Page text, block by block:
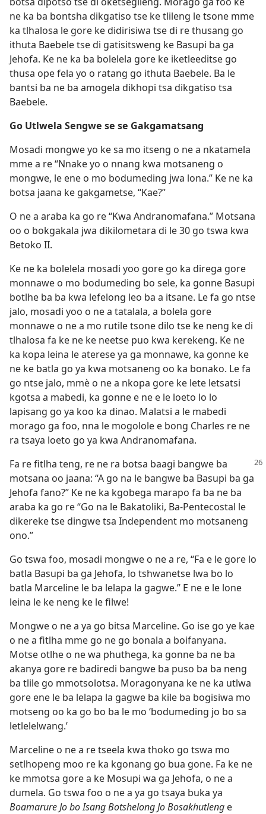
ne ka ba bontsha dikgatiso tse ke tlileng le tsone mme
ka tlhalosa le gore ke didirisiwa tse di re thusang go
ithuta Baebele tse di gatisitsweng ke Basupi ba ga
Jehofa. Ke ne ka ba bolelela gore ke iketleeditse go
thusa ope fela yo o ratang go ithuta Baebele. Ba le
bantsi ba ne ba amogela dikhopi tsa dikgatiso tsa
Baebele.
Go Utlwela Sengwe se se Gakgamatsang
Mosadi mongwe yo ke sa mo itseng o ne a nkatamela
mme a re “Nnake yo o nnang kwa motsaneng o
mongwe, le ene o mo bodumeding jwa lona.” Ke ne ka
botsa jaana ke gakgametse, “Kae?”
O ne a araba ka go re “Kwa Andranomafana.” Motsana
oo o bokgakala jwa dikilometara di le 30 go tswa kwa
Betoko II.
Ke ne ka bolelela mosadi yoo gore go ka direga gore
monnawe o mo bodumeding bo sele, ka gonne Basupi
botlhe ba ba kwa lefelong leo ba a itsane. Le fa go ntse
jalo, mosadi yoo o ne a tatalala, a bolela gore
monnawe o ne a mo rutile tsone dilo tse ke neng ke di
tlhalosa fa ke ne ke neetse puo kwa kerekeng. Ke ne
ka kopa leina le aterese ya ga monnawe, ka gonne ke
ne ke batla go ya kwa motsaneng oo ka bonako. Le fa
go ntse jalo, mmè o ne a nkopa gore ke lete letsatsi
kgotsa a mabedi, ka gonne e ne e le loeto lo lo
lapisang go ya koo ka dinao. Malatsi a le mabedi
morago ga foo, nna le mogolole e bong Charles re ne
ra tsaya loeto go ya kwa Andranomafana.
Fa re fitlha teng, re ne ra botsa baagi bangwe ba
motsana oo jaana: “A go na le bangwe ba Basupi ba ga
Jehofa fano?” Ke ne ka kgobega marapo fa ba ne ba
araba ka go re “Go na le Bakatoliki, Ba-Pentecostal le
dikereke tse dingwe tsa Independent mo motsaneng
ono.”
Go tswa foo, mosadi mongwe o ne a re, “Fa e le gore lo
batla Basupi ba ga Jehofa, lo tshwanetse lwa bo lo
batla Marceline le ba lelapa la gagwe.” E ne e le lone
leina le ke neng ke le filwe!
Mongwe o ne a ya go bitsa Marceline. Go ise go ye kae
o ne a fitlha mme go ne go bonala a boifanyana.
Motse otlhe o ne wa phuthega, ka gonne ba ne ba
akanya gore re badiredi bangwe ba puso ba ba neng
ba tlile go mmotsolotsa. Moragonyana ke ne ka utlwa
gore ene le ba lelapa la gagwe ba kile ba bogisiwa mo
motseng oo ka go bo ba le mo ‘bodumeding jo bo sa
letlelelwang.’
Marceline o ne a re tseela kwa thoko go tswa mo
setlhopeng moo re ka kgonang go bua gone. Fa ke ne
ke mmotsa gore a ke Mosupi wa ga Jehofa, o ne a
dumela. Go tswa foo o ne a ya go tsaya buka ya
Boamarure Jo bo Isang Botshelong Jo Bosakhutleng e